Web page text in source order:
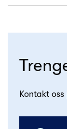
Kontakt